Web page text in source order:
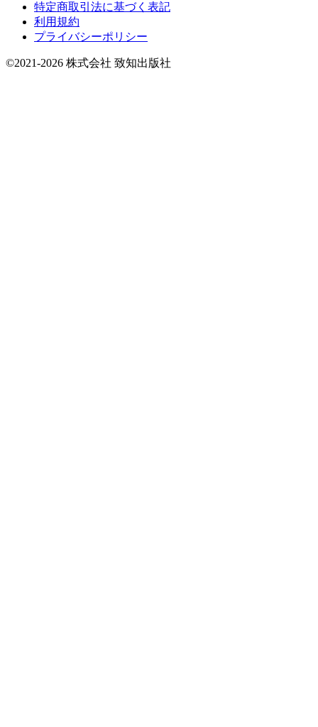
特定商取引法に基づく表記
利用規約
プライバシーポリシー
©2021-2026 株式会社 致知出版社